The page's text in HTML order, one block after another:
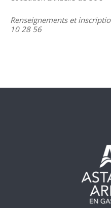
Renseignements et
10 28 56